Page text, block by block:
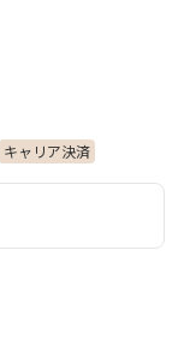
キャリア決済